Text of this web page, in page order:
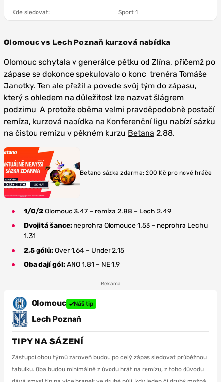
Kde sledovat: Sport 1
Olomouc vs Lech Poznaň kurzová nabídka
Olomouc schytala v generálce pětku od Zlína, přičemž po
zápase se dokonce spekulovalo o konci trenéra Tomáše
Janotky. Ten ale přežil a povede svůj tým do zápasu,
který s ohledem na důležitost lze nazvat šlágrem
podzimu. A protože oběma velmi pravděpodobně postačí
remíza, kurzová nabídka na Konferenční ligu nabízí sázku
na čistou remízu v pěkném kurzu Betana 2.88.
Betano sázka zdarma: 200 Kč pro nové hráče
1/0/2Olomouc 3.47 – remíza 2.88 – Lech 2.49
Dvojitá šance: neprohra Olomouce 1.53 – neprohra Lechu
1.31
2,5 gólů:Over 1.64 – Under 2.15
Oba dají gól:ANO 1.81 – NE 1.9
Reklama
Olomouc Náš tip
Lech Poznaň
TIPY NA SÁZENÍ
Zástupci obou týmů zároveň budou po celý zápas sledovat průběžnou
tabulku. Oba budou minimálně z úvodu hrát na remízu, z toho důvodu